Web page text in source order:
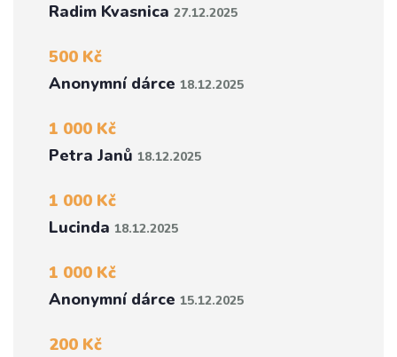
Radim Kvasnica 27.12.2025
500 Kč
Anonymní dárce 18.12.2025
1 000 Kč
Petra Janů 18.12.2025
1 000 Kč
Lucinda 18.12.2025
1 000 Kč
Anonymní dárce 15.12.2025
200 Kč